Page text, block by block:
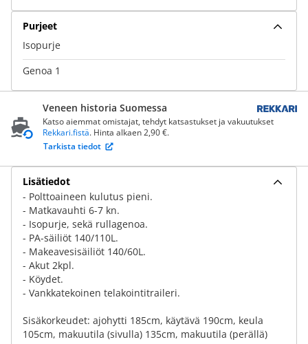
Purjeet
Isopurje
Genoa 1
Veneen historia Suomessa
Katso aiemmat omistajat, tehdyt katsastukset ja vakuutukset
Rekkari.fistä. Hinta alkaen 2,90 €.
Tarkista tiedot
Lisätiedot
- Polttoaineen kulutus pieni.
- Matkavauhti 6-7 kn.
- Isopurje, sekä rullagenoa.
- PA-säiliöt 140/110L.
- Makeavesisäiliöt 140/60L.
- Akut 2kpl.
- Köydet.
- Vankkatekoinen telakointitraileri.
Sisäkorkeudet: ajohytti 185cm, käytävä 190cm, keula
105cm, makuutila (sivulla) 135cm, makuutila (perällä)